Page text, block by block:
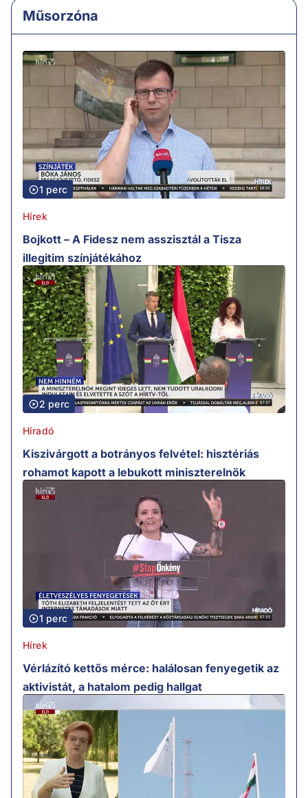
Műsorzóna
1 perc
Hírek
Bojkott – A Fidesz nem asszisztál a Tisza
illegitim színjátékához
2 perc
Híradó
Kiszivárgott a botrányos felvétel: hisztériás
rohamot kapott a lebukott miniszterelnök
1 perc
Hírek
Vérlázító kettős mérce: halálosan fenyegetik az
aktivistát, a hatalom pedig hallgat